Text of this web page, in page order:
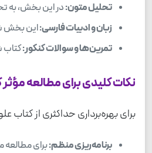
تحلیل متون:در این بخش، به
زبان و ادبیات فارسی:این بخش
تمرین‌ها و سوالات کنکور:کتاب
نکات کلیدی برای مطالعه مؤثر
برای بهره‌برداری حداکثری از
برنامه‌ریزی منظم:برای